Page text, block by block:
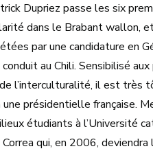
Dupriez passe les six
dans le Brabant wallon,
par une candidature en
au Chili. Sensibilisé
l’interculturalité, il est très
présidentielle française.
étudiants à l’Université
qui, en 2006,